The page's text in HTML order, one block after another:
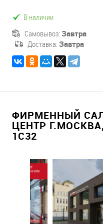
В наличии
Самовывоз: Завтра
Доставка: Завтра
ФИРМЕННЫЙ
ЦЕНТР
1С32